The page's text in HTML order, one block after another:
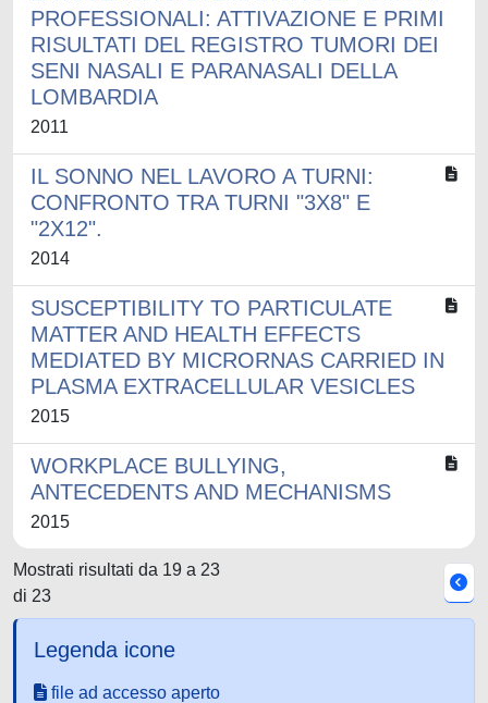
PROFESSIONALI: ATTIVAZIONE E PRIMI
RISULTATI DEL REGISTRO TUMORI DEI
SENI NASALI E PARANASALI DELLA
LOMBARDIA
2011
IL SONNO NEL LAVORO A TURNI:
CONFRONTO TRA TURNI "3X8" E
"2X12".
2014
SUSCEPTIBILITY TO PARTICULATE
MATTER AND HEALTH EFFECTS
MEDIATED BY MICRORNAS CARRIED IN
PLASMA EXTRACELLULAR VESICLES
2015
WORKPLACE BULLYING,
ANTECEDENTS AND MECHANISMS
2015
Mostrati risultati da 19 a 23
di 23
Legenda icone
file ad accesso aperto